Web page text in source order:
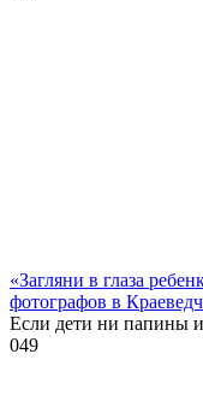
«Загляни в глаза
фотографов в
Если дети ни папины
049